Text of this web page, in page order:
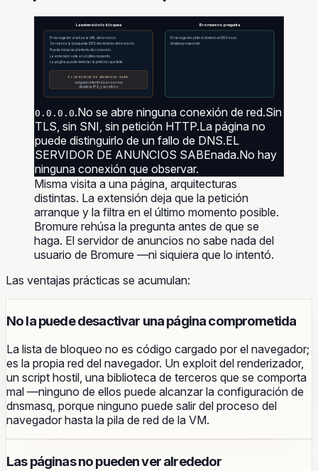
La extensión lo bloquea
El navegador analiza la URL del anuncio.
Se realiza la búsqueda DNS del dominio del anuncio.
Puede iniciarse el intento de conexión.
La extensión veta en el último momento.
La página puede detectar la petición que falta.
EL SERVIDOR DE ANUNCIOS SABE
«alguien intentó alcanzarnos,
desde la IP X, y se retiró.»
Bromure no pregunta
El navegador pide el dominio al DNS local.
dnsmasq responde
0.0.0.0.No se abre ninguna conexión de red.Sin
TLS, sin SNI, sin petición HTTP.La página no
puede distinguirlo de un fallo de DNS.EL
SERVIDOR DE ANUNCIOS SABEnada.No hay
ninguna conexión que observar.
Misma visita a una página, arquitecturas
distintas. La extensión deja que la petición
arranque y la filtra en el último momento posible.
Bromure rehúsa la pregunta antes de que se
haga. El servidor de anuncios no sabe nada del
usuario de Bromure —ni siquiera que lo intentó.
Las ventajas prácticas se acumulan:
No la puede desactivar una página comprometida
La lista de bloqueo no es código cargado por el navegador;
es la propia red del navegador. Un exploit del renderizador,
un script hostil, una biblioteca de terceros que se comporta
mal —ninguno de ellos puede alcanzar la configuración de
dnsmasq, porque ninguno puede salir del proceso del
navegador hasta la pila de red de la VM.
Las páginas no pueden ver alrededor